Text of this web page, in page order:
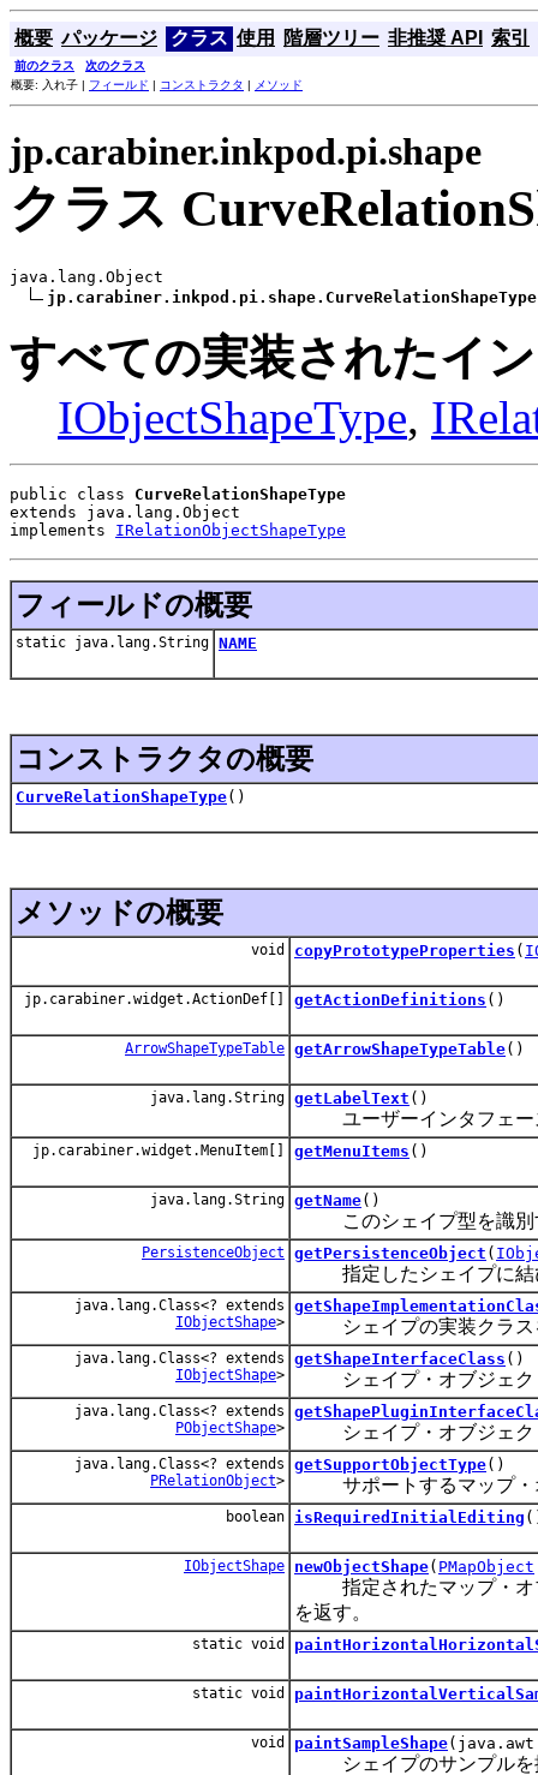
概要 パッケージ クラス 使用 階層ツリー 非推奨 API 索引
前のクラス
次のクラス
概要: 入れ子 | フィールド | コンストラクタ | メソッド
jp.carabiner.inkpod.pi.shape
クラス
java.lang.Object
jp.carabiner.inkpod.pi.shape.CurveRelationShapeType
すべての実装されたイ
IObjectShapeType,
public class CurveRelationShapeType
extends java.lang.Object
implements IRelationObjectShapeType
フィールドの概要
static java.lang.String NAME
コンストラクタの概要
CurveRelationShapeType()
メソッドの概要
void copyPrototypeProperties (
jp.carabiner.widget.ActionDef[] getActionDefinitions ()
ArrowShapeTypeTable getArrowShapeTypeTable()
java.lang.String getLabelText ()
ユーザーインタフェー
jp.carabiner.widget.MenuItem[] getMenuItems ()
java.lang.String getName()
このシェイプ型を識別
PersistenceObject getPersistenceObject (
指定したシェイプに結
java.lang.Class<? extends
IObjectShape> シェイプの実装クラス
java.lang.Class<? extends
IObjectShape>
getShapeInterfaceClass ()
シェイプ・オブジェク
java.lang.Class<? extends
PObjectShape> シェイプ・オブジェク
java.lang.Class<? extends
PRelationObject>
getSupportObjectType()
サポートするマップ・
boolean isRequiredInitialEditing
IObjectShape newObjectShape( PMapObject
指定されたマップ・オブ
を返す。
static void
static void
void paintSampleShape
シェイプのサンプルを